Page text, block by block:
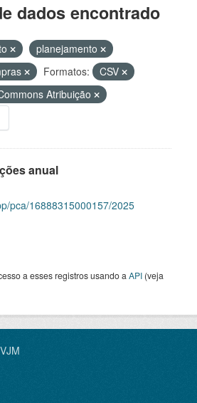
dados encontrado
planejamento
Formatos:
CSV
Atribuição
anual
pca/16888315000157/2025
a esses registros usando a API (veja